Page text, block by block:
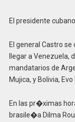
El presidente
El general Castro
llegar a Venezuela,
mandatarios de
Mujica, y Bolivia,
En las pr�ximas
brasile�a Dilma